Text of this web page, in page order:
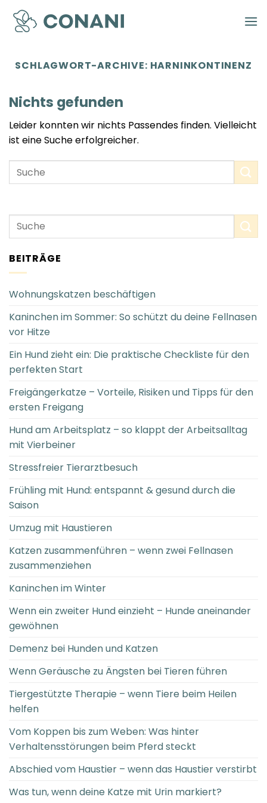
Zum
Inhalt
springen
SCHLAGWORT-ARCHIVE: HARNINKONTINENZ
Nichts gefunden
Leider konnten wir nichts Passendes finden. Vielleicht
ist eine Suche erfolgreicher.
BEITRÄGE
Wohnungskatzen beschäftigen
Kaninchen im Sommer: So schützt du deine Fellnasen
vor Hitze
Ein Hund zieht ein: Die praktische Checkliste für den
perfekten Start
Freigängerkatze – Vorteile, Risiken und Tipps für den
ersten Freigang
Hund am Arbeitsplatz – so klappt der Arbeitsalltag
mit Vierbeiner
Stressfreier Tierarztbesuch
Frühling mit Hund: entspannt & gesund durch die
Saison
Umzug mit Haustieren
Katzen zusammenführen – wenn zwei Fellnasen
zusammenziehen
Kaninchen im Winter
Wenn ein zweiter Hund einzieht – Hunde aneinander
gewöhnen
Demenz bei Hunden und Katzen
Wenn Geräusche zu Ängsten bei Tieren führen
Tiergestützte Therapie – wenn Tiere beim Heilen
helfen
Vom Koppen bis zum Weben: Was hinter
Verhaltensstörungen beim Pferd steckt
Abschied vom Haustier – wenn das Haustier verstirbt
Was tun, wenn deine Katze mit Urin markiert?